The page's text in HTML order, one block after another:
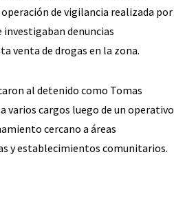
de vigilancia realizada por
investigaban denuncias
venta de drogas en la zona.
al detenido como Tomas
varios cargos luego de un operativo
cercano a áreas
y establecimientos comunitarios.